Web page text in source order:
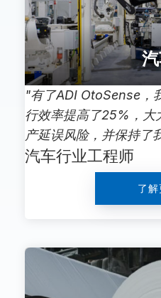
"有了ADI OtoSense，
行效率提高了25%，大
产延误风险，并保持了
汽车行业工程师
了解